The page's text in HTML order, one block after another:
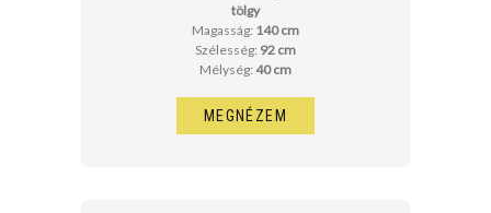
tölgy
Magasság: 140 cm
Szélesség: 92 cm
Mélység: 40 cm
MEGNÉZEM